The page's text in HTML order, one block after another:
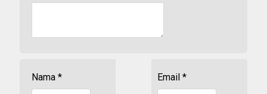
Nama * Email *